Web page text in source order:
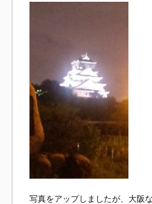
写真をアップしましたが、大阪